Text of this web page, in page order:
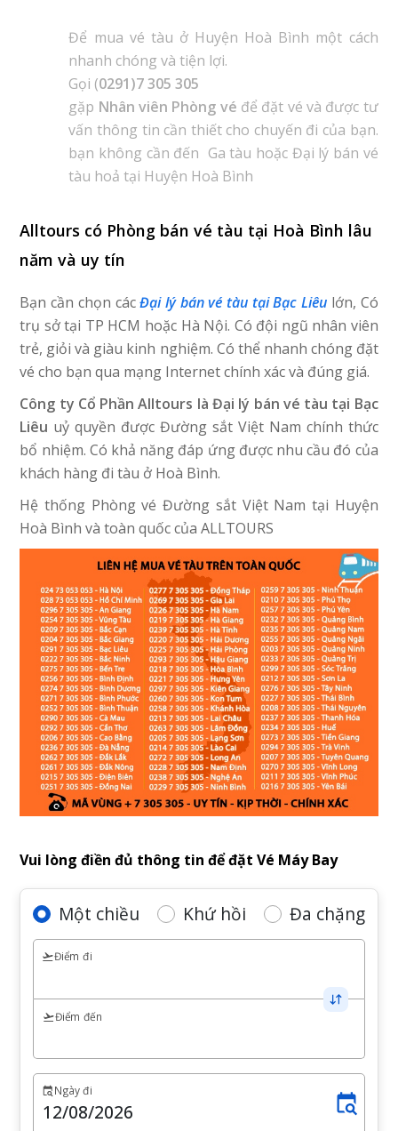
Để mua vé tàu ở Huyện Hoà Bình một cách
nhanh chóng và tiện lợi.
Gọi (0291)7 305 305
gặp Nhân viên Phòng vé để đặt vé và được tư
vấn thông tin cần thiết cho chuyến đi của bạn.
bạn không cần đến Ga tàu hoặc Đại lý bán vé
tàu hoả tại Huyện Hoà Bình
Alltours có Phòng bán vé tàu tại Hoà Bình lâu
năm và uy tín
Bạn cần chọn cácĐại lý bán vé tàu tại Bạc Liêu lớn, Có
trụ sở tại TP HCM hoặc Hà Nội. Có đội ngũ nhân viên
trẻ, giỏi và giàu kinh nghiệm. Có thể nhanh chóng đặt
vé cho bạn qua mạng Internet chính xác và đúng giá.
Công ty Cổ Phần Alltours là Đại lý bán vé tàu tại Bạc
Liêu uỷ quyền được Đường sắt Việt Nam chính thức
bổ nhiệm. Có khả năng đáp ứng được nhu cầu đó của
khách hàng đi tàu ở Hoà Bình.
Hệ thống Phòng vé Đường sắt Việt Nam tại Huyện
Hoà Bình và toàn quốc của ALLTOURS
Vui lòng điền đủ thông tin để đặt Vé Máy Bay
Một chiều Khứ hồi Đa chặng
Điểm đi
Điểm đến
Ngày đi